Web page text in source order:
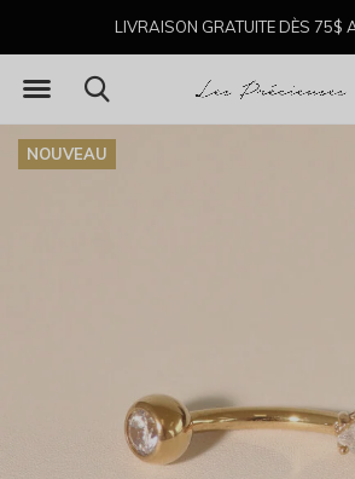
LIVRAISON GRATUITE DÈS 75$
NOUVEAU